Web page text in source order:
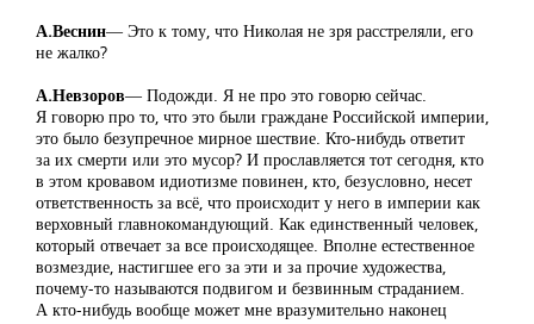
А.Веснин― Это к тому, что Николая не зря расстреляли, его
не жалко?
А.Невзоров― Подожди. Я не про это говорю сейчас.
Я говорю про то, что это были граждане Российской империи,
это было безупречное мирное шествие. Кто-нибудь ответит
за их смерти или это мусор? И прославляется тот сегодня, кто
в этом кровавом идиотизме повинен, кто, безусловно, несет
ответственность за всё, что происходит у него в империи как
верховный главнокомандующий. Как единственный человек,
который отвечает за все происходящее. Вполне естественное
возмездие, настигшее его за эти и за прочие художества,
почему-то называются подвигом и безвинным страданием.
А кто-нибудь вообще может мне вразумительно наконец